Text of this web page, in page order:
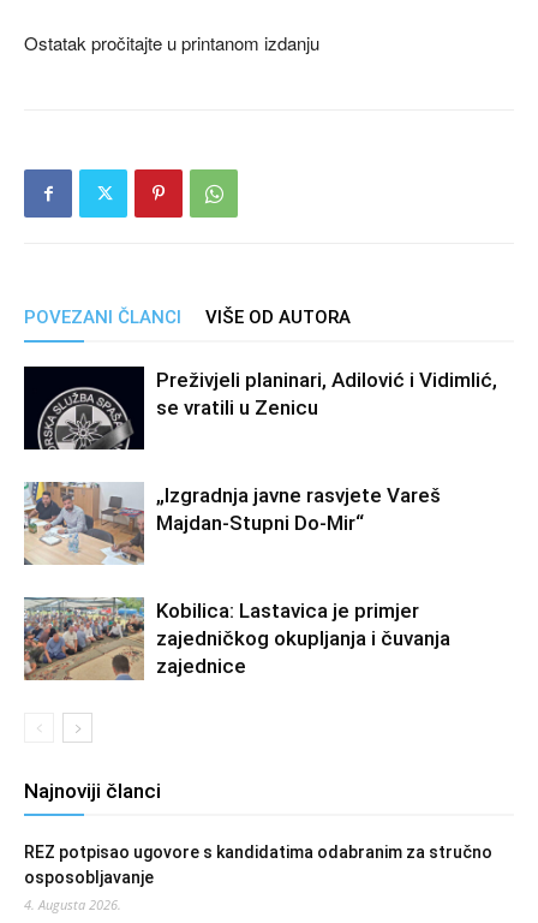
Ostatak pročitajte u printanom izdanju
POVEZANI ČLANCI VIŠE OD AUTORA
Preživjeli planinari, Adilović i Vidimlić,
se vratili u Zenicu
„Izgradnja javne rasvjete Vareš
Majdan-Stupni Do-Mir“
Kobilica: Lastavica je primjer
zajedničkog okupljanja i čuvanja
zajednice
Najnoviji članci
REZ potpisao ugovore s kandidatima odabranim za stručno
osposobljavanje
4. Augusta 2026.